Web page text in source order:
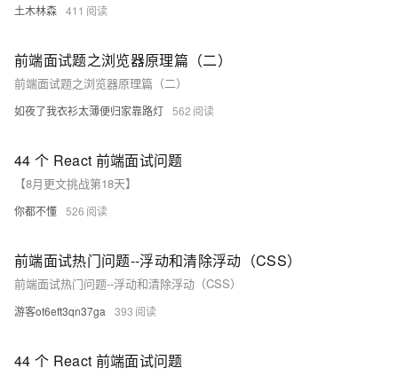
土木林森 411
前端面试题之浏览器原理篇（二）
前端面试题之浏览器原理篇（二）
如夜了我衣衫太薄便归家靠路灯 562
44 个 React 前端面试问题
【8月更文挑战第18天】
你都不懂 526
前端面试热门问题--浮动和清除浮动（CSS）
前端面试热门问题--浮动和清除浮动（CSS）
游客ot6eft3qn37ga 393
44 个 React 前端面试问题